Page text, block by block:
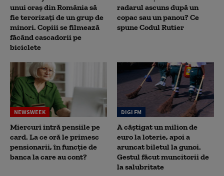
unui oraș din România să
fie terorizați de un grup de
minori. Copiii se filmează
făcând cascadorii pe
biciclete
radarul ascuns după un
copac sau un panou? Ce
spune Codul Rutier
NEWSWEEK
Miercuri intră pensiile pe
card. La ce oră le primesc
pensionarii, în funcție de
banca la care au cont?
DIGI FM
A câștigat un milion de
euro la loterie, apoi a
aruncat biletul la gunoi.
Gestul făcut muncitorii de
la salubritate